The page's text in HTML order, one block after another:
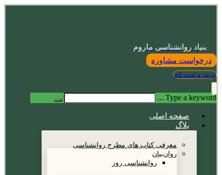
بنیاد روانشناسی ماروم
درخواست مشاوره
ورود و ثبت نام
Type a keyword ...
صفحه اصلی
بلاگ
معرفی کتاب های مطرح روانشناسی
روان‌بیان
روانشناسی روز